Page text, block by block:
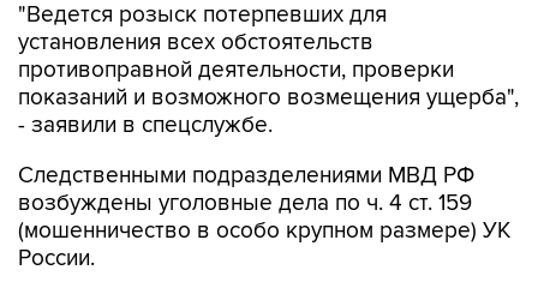
"Ведется розыск потерпевших для
установления всех обстоятельств
противоправной деятельности, проверки
показаний и возможного возмещения ущерба",
- заявили в спецслужбе.
Следственными подразделениями МВД РФ
возбуждены уголовные дела по ч. 4 ст. 159
(мошенничество в особо крупном размере) УК
России.